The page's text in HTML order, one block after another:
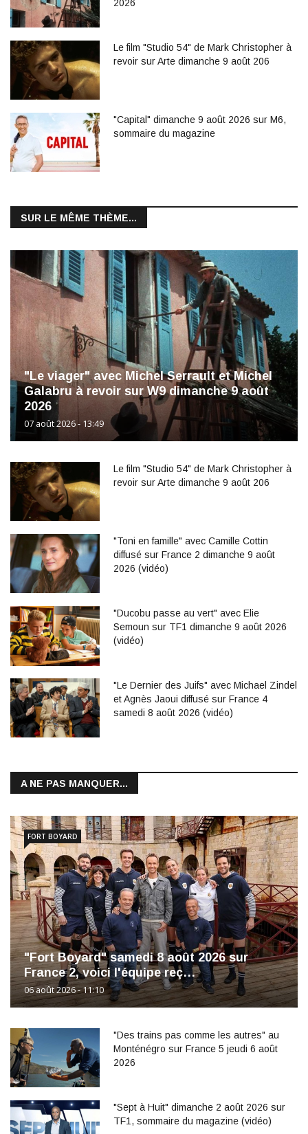
2026
Le film "Studio 54" de Mark Christopher à
revoir sur Arte dimanche 9 août 206
"Capital" dimanche 9 août 2026 sur M6,
sommaire du magazine
SUR LE MÊME THÈME...
"Le viager" avec Michel Serrault et Michel
Galabru à revoir sur W9 dimanche 9 août
2026
07 août 2026 - 13:49
Le film "Studio 54" de Mark Christopher à
revoir sur Arte dimanche 9 août 206
"Toni en famille" avec Camille Cottin
diffusé sur France 2 dimanche 9 août
2026 (vidéo)
"Ducobu passe au vert" avec Elie
Semoun sur TF1 dimanche 9 août 2026
(vidéo)
"Le Dernier des Juifs" avec Michael Zindel
et Agnès Jaoui diffusé sur France 4
samedi 8 août 2026 (vidéo)
A NE PAS MANQUER...
"Fort Boyard" samedi 8 août 2026 sur
France 2, voici l'équipe reç…
06 août 2026 - 11:10
FORT BOYARD
"Des trains pas comme les autres" au
Monténégro sur France 5 jeudi 6 août
2026
"Sept à Huit" dimanche 2 août 2026 sur
TF1, sommaire du magazine (vidéo)